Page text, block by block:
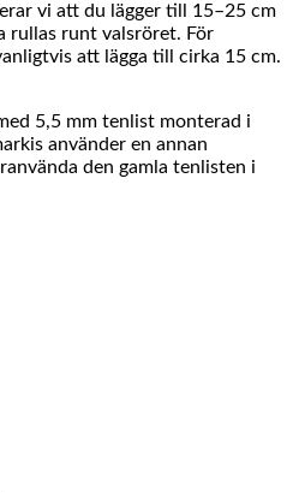
vi att du lägger till 15–25 cm
rullas runt valsröret. För
att lägga till cirka 15 cm.
5,5 mm tenlist monterad i
använder en annan
den gamla tenlisten i